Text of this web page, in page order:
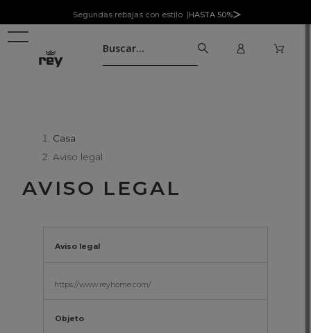
Segundas rebajas con estilo |HASTA 50%
Casa
Aviso legal
AVISO LEGAL
Aviso legal
https://www.reyhome.com/
Objeto